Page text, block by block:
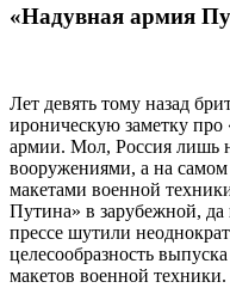
«Надувная армия
Лет девять тому назад
ироническую заметку
армии. Мол, Россия лишь
вооружениями, а на
макетами военной
Путина» в зарубежной,
прессе шутили
целесообразность
макетов военной техники.